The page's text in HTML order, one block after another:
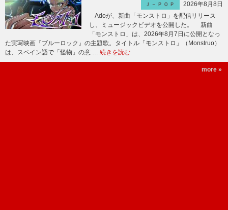
Ｊ－ＰＯＰ
2026年8月8日
Adoが、新曲「モンストロ」を配信リリース
し、ミュージックビデオを公開した。 新曲
「モンストロ」は、2026年8月7日に公開となっ
た実写映画『ブルーロック』の主題歌。タイトル「モンストロ」（Monstruo）
は、スペイン語で「怪物」の意 … 続きを読む
more »